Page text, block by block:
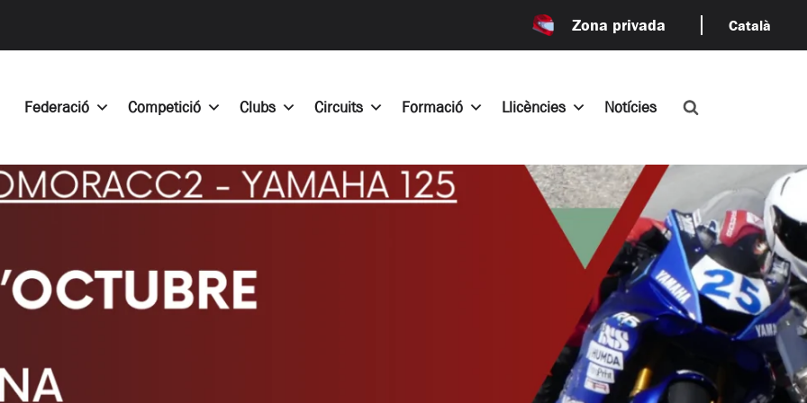
Zona privada Català
Federació Competició Clubs Circuits Formació Llicències Notícies